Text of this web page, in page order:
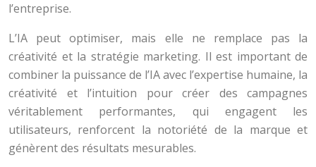
l’entreprise.
L’IA peut optimiser, mais elle ne remplace pas la
créativité et la stratégie marketing. Il est important de
combiner la puissance de l’IA avec l’expertise humaine, la
créativité et l’intuition pour créer des campagnes
véritablement performantes, qui engagent les
utilisateurs, renforcent la notoriété de la marque et
génèrent des résultats mesurables.